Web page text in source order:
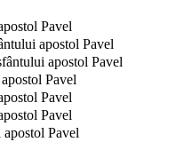
Pavel
apostol Pavel
apostol Pavel
Pavel
Pavel
Pavel
Pavel